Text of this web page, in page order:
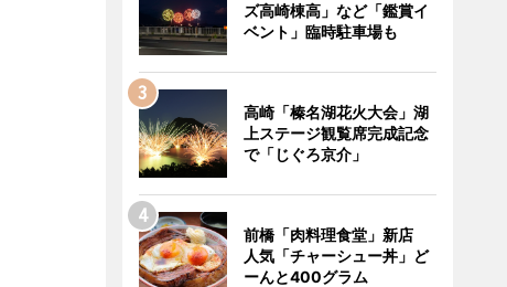
ズ高崎棟高」など「鑑賞イ
ベント」臨時駐車場も
高崎「榛名湖花火大会」湖
上ステージ観覧席完成記念
で「じぐろ京介」
前橋「肉料理食堂」新店
人気「チャーシュー丼」ど
ーんと400グラム